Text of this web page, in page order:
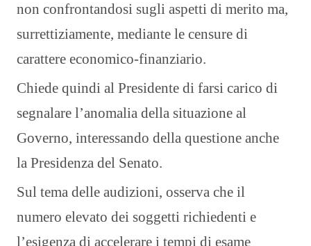
non confrontandosi sugli aspetti di merito ma,
surrettiziamente, mediante le censure di
carattere economico-finanziario.
Chiede quindi al Presidente di farsi carico di
segnalare l’anomalia della situazione al
Governo, interessando della questione anche
la Presidenza del Senato.
Sul tema delle audizioni, osserva che il
numero elevato dei soggetti richiedenti e
l’esigenza di accelerare i tempi di esame